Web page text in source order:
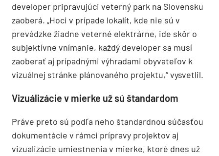
developer pripravujúci veterný park na Slovensku
zaoberá. „Hoci v prípade lokalít, kde nie sú v
prevádzke žiadne veterné elektrárne, ide skôr o
subjektívne vnímanie, každý developer sa musí
zaoberať aj prípadnými výhradami obyvateľov k
vizuálnej stránke plánovaného projektu,“ vysvetlil.
Vizuálizácie v mierke už sú štandardom
Práve preto sú podľa neho štandardnou súčasťou
dokumentácie v rámci prípravy projektov aj
vizualizácie umiestnenia v mierke, ktoré dnes už